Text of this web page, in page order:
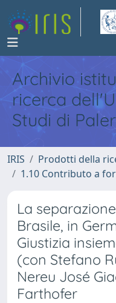
Archivio
ricerca
Studi di
IRIS Prodotti della
1.10 Contributo a
La
Brasile, in
Giustizia
(con Stefano
Nereu José
Farthofer